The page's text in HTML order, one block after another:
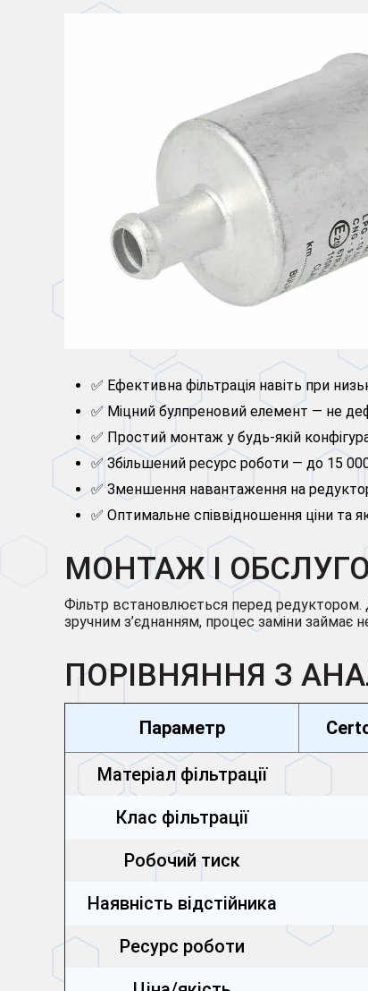
✅ Ефективна фільтрація навіть при
✅ Міцний булпреновий елемент — не
✅ Простий монтаж у будь-якій
✅ Збільшений ресурс роботи — до 15
✅ Зменшення навантаження на
✅ Оптимальне співвідношення ціни та
МОНТАЖ І
Фільтр встановлюється перед редуктором.
зручним з’єднанням, процес заміни займає
ПОРІВНЯННЯ З
Параметр
Матеріал фільтрації
Клас фільтрації
Робочий тиск
Наявність відстійника
Ресурс роботи